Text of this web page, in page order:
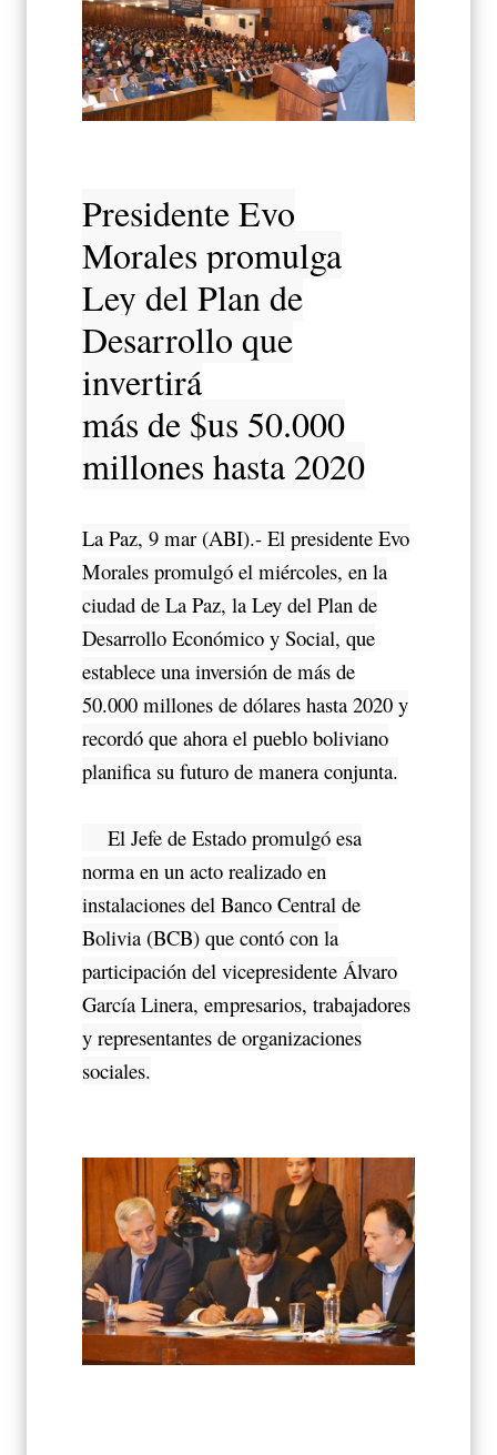
Presidente Evo
Morales promulga
Ley del Plan de
Desarrollo que
invertirá
más de $us 50.000
millones hasta 2020
La Paz, 9 mar (ABI).- El presidente Evo
Morales promulgó el miércoles, en la
ciudad de La Paz, la Ley del Plan de
Desarrollo Económico y Social, que
establece una inversión de más de
50.000 millones de dólares hasta 2020 y
recordó que ahora el pueblo boliviano
planifica su futuro de manera conjunta.
El Jefe de Estado promulgó esa
norma en un acto realizado en
instalaciones del Banco Central de
Bolivia (BCB) que contó con la
participación del vicepresidente Álvaro
García Linera, empresarios, trabajadores
y representantes de organizaciones
sociales.